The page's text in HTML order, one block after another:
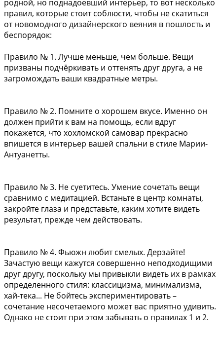
родной, но поднадоевший интерьер, то вот несколько
правил, которые стоит соблюсти, чтобы не скатиться
от новомодного дизайнерского веяния в пошлость и
беспорядок:
Правило № 1. Лучше меньше, чем больше. Вещи
призваны подчёркивать и оттенять друг друга, а не
загромождать ваши квадратные метры.
Правило № 2. Помните о хорошем вкусе. Именно он
должен прийти к вам на помощь, если вдруг
покажется, что хохломской самовар прекрасно
впишется в интерьер вашей спальни в стиле Марии-
Антуанетты.
Правило № 3. Не суетитесь. Умение сочетать вещи
сравнимо с медитацией. Встаньте в центр комнаты,
закройте глаза и представьте, каким хотите видеть
результат, прежде чем действовать.
Правило № 4. Фьюжн любит смелых. Дерзайте!
Зачастую вещи кажутся совершенно неподходищими
друг другу, поскольку мы привыкли видеть их в рамках
определенного стиля: классицизма, минимализма,
хай-тека... Не бойтесь экспериментировать –
сочетание несочетаемого может вас приятно удивить.
Однако не стоит при этом забывать о правилах 1 и 2.